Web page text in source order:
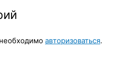
авторизоваться.